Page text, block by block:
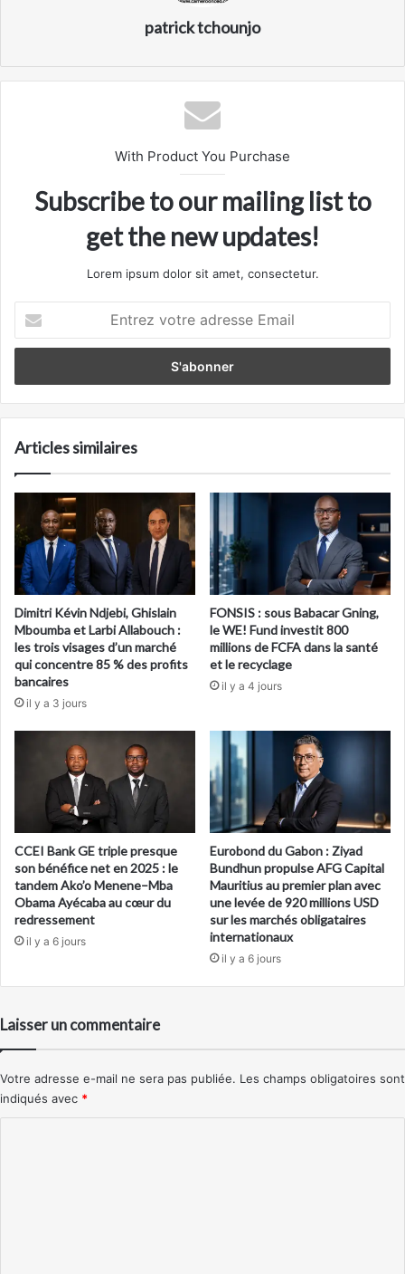
patrick tchounjo
With Product You Purchase
Subscribe to our mailing list to
get the new updates!
Lorem ipsum dolor sit amet, consectetur.
votre
adresse
Articles similaires
Dimitri Kévin Ndjebi, Ghislain
Mboumba et Larbi Allabouch :
les trois visages d’un marché
qui concentre 85 % des profits
bancaires
il y a 3 jours
FONSIS : sous Babacar Gning,
le WE! Fund investit 800
millions de FCFA dans la santé
et le recyclage
il y a 4 jours
CCEI Bank GE triple presque
son bénéfice net en 2025 : le
tandem Ako’o Menene–Mba
Obama Ayécaba au cœur du
redressement
il y a 6 jours
Eurobond du Gabon : Ziyad
Bundhun propulse AFG Capital
Mauritius au premier plan avec
une levée de 920 millions USD
sur les marchés obligataires
internationaux
il y a 6 jours
Laisser un commentaire
Votre adresse e-mail ne sera pas publiée. Les champs obligatoires sont
indiqués avec *